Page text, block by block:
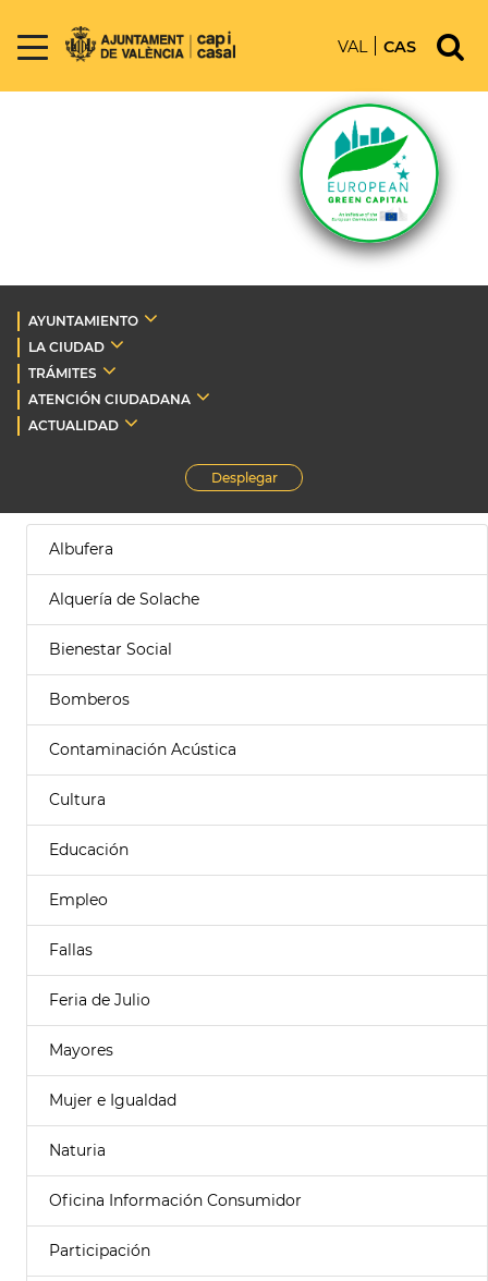
VAL CAS
AYUNTAMIENTO
LA CIUDAD
TRÁMITES
ATENCIÓN CIUDADANA
ACTUALIDAD
Desplegar
Albufera
Alquería de Solache
Bienestar Social
Bomberos
Contaminación Acústica
Cultura
Educación
Empleo
Fallas
Feria de Julio
Mayores
Mujer e Igualdad
Naturia
Oficina Información Consumidor
Participación